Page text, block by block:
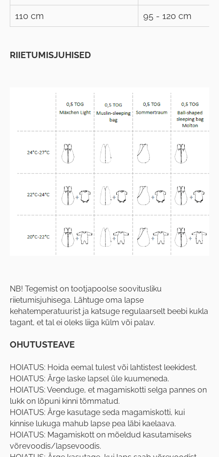
110 cm 95 - 120 cm
RIIETUMISJUHISED
NB! Tegemist on tootjapoolse soovitusliku
riietumisjuhisega. Lähtuge oma lapse
kehatemperatuurist ja katsuge regulaarselt beebi kukla
tagant, et tal ei oleks liiga külm või palav.
OHUTUSTEAVE
HOIATUS: Hoida eemal tulest või lahtistest leekidest.
HOIATUS: Ärge laske lapsel üle kuumeneda.
HOIATUS: Veenduge, et magamiskotti selga pannes on
lukk on lõpuni kinni tõmmatud.
HOIATUS: Ärge kasutage seda magamiskotti, kui
kinnise lukuga mahub lapse pea läbi kaelaava.
HOIATUS: Magamiskott on mõeldud kasutamiseks
võrevoodis/lapsevoodis.